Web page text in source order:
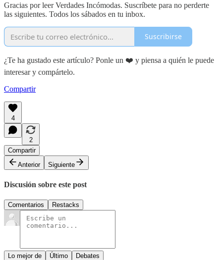
Gracias por leer Verdades Incómodas. Suscríbete para no perderte
las siguientes. Todos los sábados en tu inbox.
Suscribirse
¿Te ha gustado este artículo? Ponle un ❤️ y piensa a quién le puede
interesar y compártelo.
Compartir
4
2
Compartir
Anterior
Siguiente
Discusión sobre este post
Comentarios Restacks
Lo mejor de Último Debates